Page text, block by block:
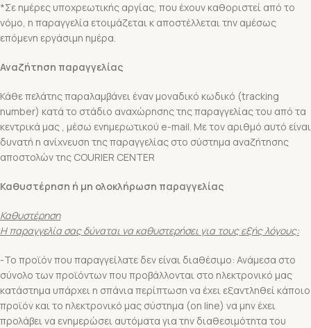
*Σε ημέρες υποχρεωτικής αργίας, που έχουν καθοριστεί από το
νόμο, η παραγγελία ετοιμάζεται κ αποστέλλεται την αμέσως
επόμενη εργάσιμη ημέρα.
Αναζήτηση παραγγελίας
Κάθε πελάτης παραλαμβάνει έναν μοναδικό κωδικό (tracking
number) κατά το στάδιο αναχώρησης της παραγγελίας του από τα
κεντρικά μας , μέσω ενημερωτικού e-mail. Με τον αριθμό αυτό είναι
δυνατή η ανίχνευση της παραγγελίας στο σύστημα αναζήτησης
αποστολών της COURIER CENTER
Καθυστέρηση ή μη ολοκλήρωση παραγγελίας
Καθυστέρηση
Η παραγγελία σας δύναται να καθυστερήσει για τους εξής λόγους:
-Το προϊόν που παραγγείλατε δεν είναι διαθέσιμο: Ανάμεσα στο
σύνολο των προϊόντων που προβάλλονται στο ηλεκτρονικό μας
κατάστημα υπάρχει η σπάνια περίπτωση να έχει εξαντληθεί κάποιο
προϊόν και το ηλεκτρονικό μας σύστημα (on line) να μην έχει
προλάβει να ενημερώσει αυτόματα για την διαθεσιμότητα του